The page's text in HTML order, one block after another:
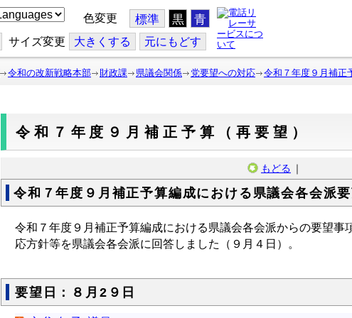
色変更 標準 黒 青
サイズ変更 大きくする 元にもどす
令和の改新戦略本部 財政課 県議会関係 党要望への対応 令和７年度９月補正
令和７年度９月補正予算（再要望）
もどる ｜
令和７年度９月補正予算編成における県議会各会派
令和７年度９月補正予算編成における県議会各会派からの要望事
応方針等を県議会各会派に回答しました（９月４日）。
要望日：８月2９日